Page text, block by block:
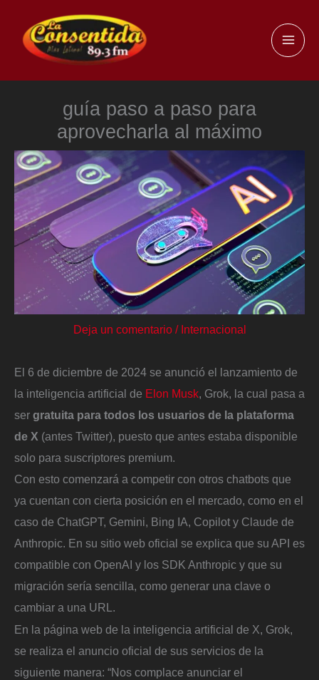
contenido
guía paso a paso para
aprovecharla al máximo
Deja un comentario / Internacional
El 6 de diciembre de 2024 se anunció el lanzamiento de
la inteligencia artificial de Elon Musk, Grok, la cual pasa a
ser gratuita para todos los usuarios de la plataforma
de X (antes Twitter), puesto que antes estaba disponible
solo para suscriptores premium.
Con esto comenzará a competir con otros chatbots que
ya cuentan con cierta posición en el mercado, como en el
caso de ChatGPT, Gemini, Bing IA, Copilot y Claude de
Anthropic. En su sitio web oficial se explica que su API es
compatible con OpenAI y los SDK Anthropic y que su
migración sería sencilla, como generar una clave o
cambiar a una URL.
En la página web de la inteligencia artificial de X, Grok,
se realiza el anuncio oficial de sus servicios de la
siguiente manera: “Nos complace anunciar el